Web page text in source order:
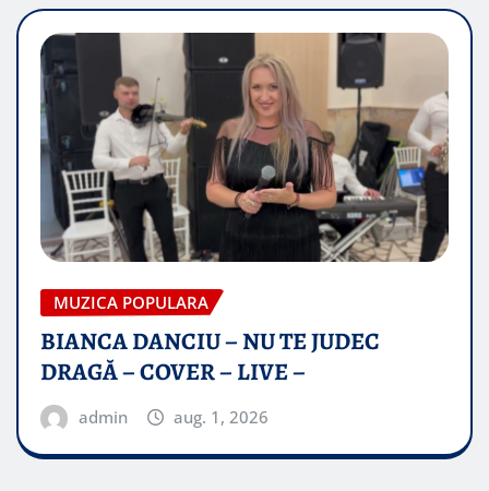
MUZICA POPULARA
BIANCA DANCIU – NU TE JUDEC
DRAGĂ – COVER – LIVE –
admin aug. 1, 2026